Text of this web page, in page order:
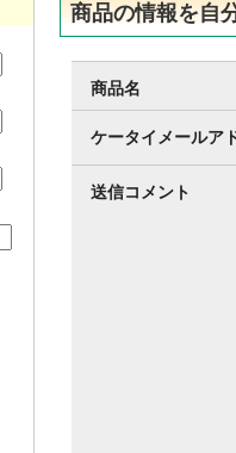
商品の情報を自
商品名
ケータイメールア
送信コメント